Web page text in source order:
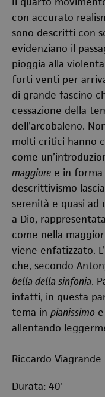
con accurato
sono descritti con
evidenziano il
pioggia alla
forti venti per
di grande fascino
cessazione della
dell’arcobaleno.
molti critici hanno
come
maggiore e in forma
descrittivismo
serenità e quasi ad
a Dio,
come nella
viene enfatizzato.
che, secondo
bella della sinfonia.
infatti, in questa
tema in pianissimo e
allentando
Riccardo Viagrande
Durata: 40'